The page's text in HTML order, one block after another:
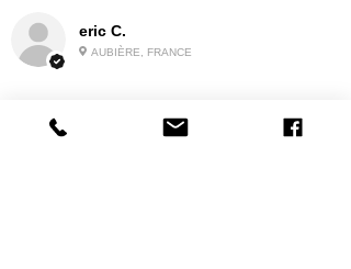
eric C.
AUBIÈRE, FRANCE